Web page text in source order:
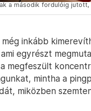
a második fordulóig
inkább
egyrészt
megfeszült
mintha a
miközben